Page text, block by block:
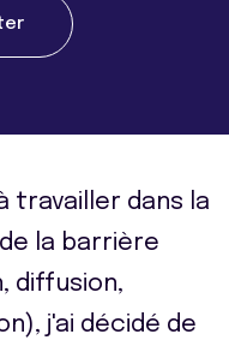
travailler dans la
la barrière
diffusion,
j'ai décidé de